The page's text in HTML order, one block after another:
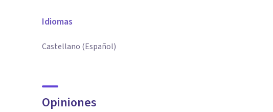
Idiomas
Castellano (Español)
Opiniones